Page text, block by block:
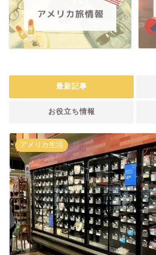
最新記事
お役立ち情報
アメリカ生活